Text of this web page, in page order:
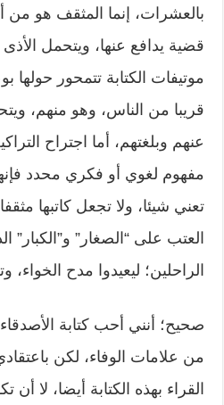
بالعشرات، إنما المثقف هو من
قضية يدافع عنها، ويتحمل
موتيفات الكتابة تتمحور
قريبا من الناس، وهو منهم،
عنهم وبلغتهم، أما اجتراح
مفهوم لغوي أو فكري محدد
تعني شيئا، ولا تجعل كاتبها
العتب على “الصغار” و”الكبار”
الراحلين؛ ليعيدوا مدح
صحيح؛ أنني أحب كتابة
من علامات الوفاء، لكن
القراء بهذه الكتابة أيضا، لا